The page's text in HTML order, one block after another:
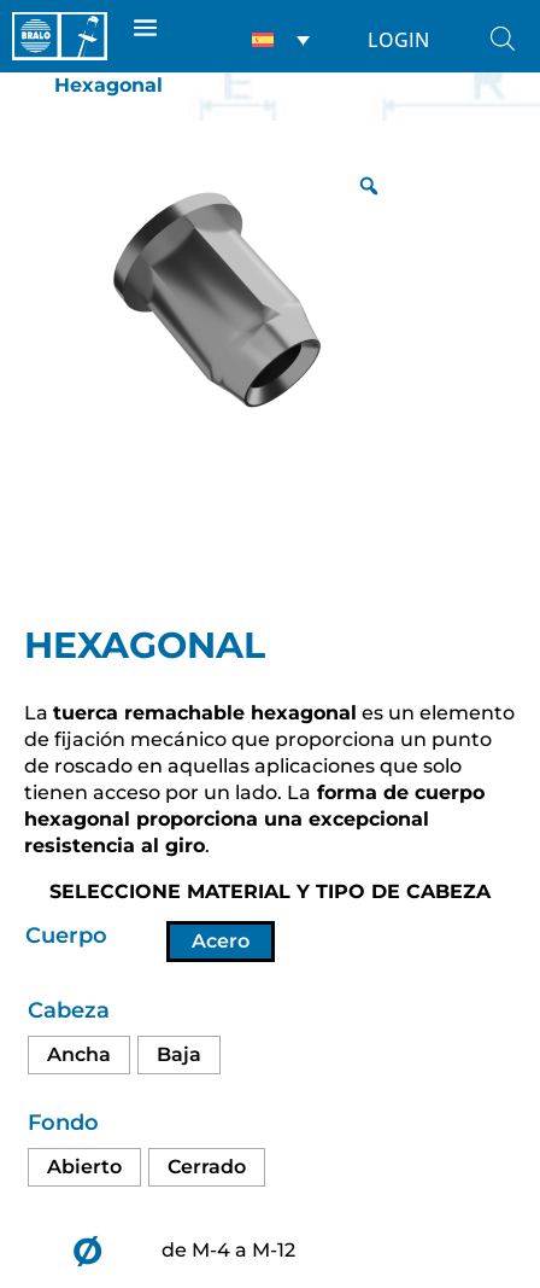
LOGIN
Inicio Tuercas Remachables /Tuercas
Hexagonal
HEXAGONAL
La tuerca remachable hexagonal es un elemento
de fijación mecánico que proporciona un punto
de roscado en aquellas aplicaciones que solo
tienen acceso por un lado. La forma de cuerpo
hexagonal proporciona una excepcional
resistencia al giro.
SELECCIONE MATERIAL Y TIPO DE CABEZA
Cuerpo Acero
Cabeza
Ancha Baja
Fondo
Abierto Cerrado
Ø de M-4 a M-12